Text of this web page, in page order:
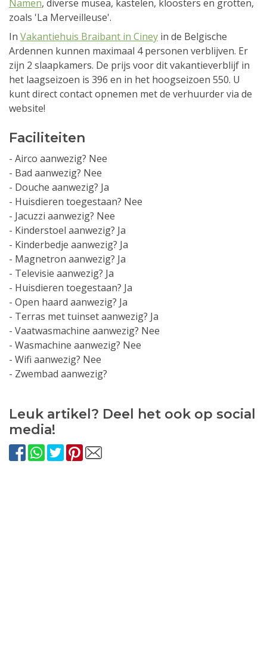
Namen, diverse musea, kastelen, kloosters en grotten,
zoals 'La Merveilleuse'.
In Vakantiehuis Braibant in Ciney in de Belgische
Ardennen kunnen maximaal 4 personen verblijven. Er
zijn 2 slaapkamers. De prijs voor dit vakantieverblijf in
het laagseizoen is 396 en in het hoogseizoen 550. U
kunt direct contact opnemen met de verhuurder via de
website!
Faciliteiten
- Airco aanwezig? Nee
- Bad aanwezig? Nee
- Douche aanwezig? Ja
- Huisdieren toegestaan? Nee
- Jacuzzi aanwezig? Nee
- Kinderstoel aanwezig? Ja
- Kinderbedje aanwezig? Ja
- Magnetron aanwezig? Ja
- Televisie aanwezig? Ja
- Huisdieren toegestaan? Ja
- Open haard aanwezig? Ja
- Terras met tuinset aanwezig? Ja
- Vaatwasmachine aanwezig? Nee
- Wasmachine aanwezig? Nee
- Wifi aanwezig? Nee
- Zwembad aanwezig?
Leuk artikel? Deel het ook op social
media!